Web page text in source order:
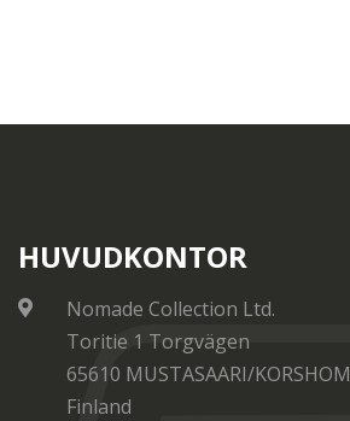
HUVUDKONTOR
Nomade Collection Ltd.
Toritie 1 Torgvägen
65610 MUSTASAARI/KORSHOM
Finland